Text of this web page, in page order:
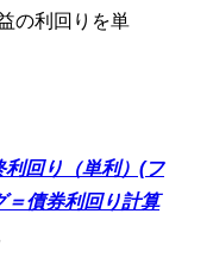
の利回りを単
回り（単利）(フ
＝債券利回り計算